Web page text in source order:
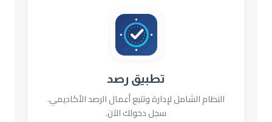
تطبيق رصد
النظام الشامل لإدارة وتتبع أعمال الرصد الأكاديمي.
سجل دخولك الآن.